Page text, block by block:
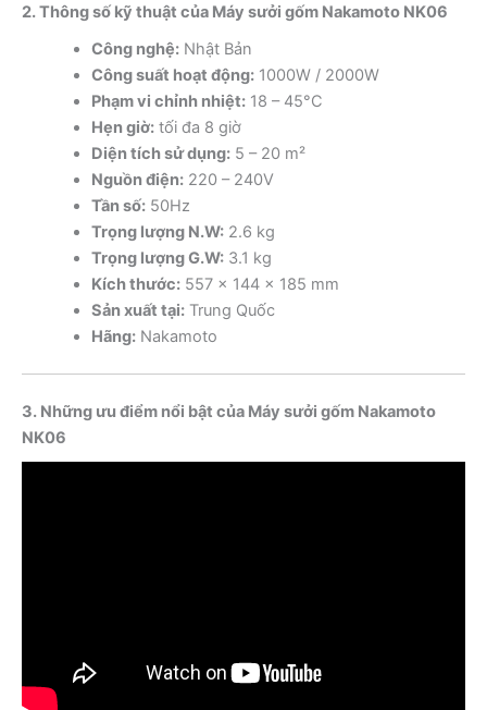
2. Thông số kỹ thuật của Máy sưởi gốm Nakamoto NK06
Công nghệ:Nhật Bản
Công suất hoạt động:1000W / 2000W
Phạm vi chỉnh nhiệt:18 – 45°C
Hẹn giờ:tối đa 8 giờ
Diện tích sử dụng:5 – 20 m²
Nguồn điện:220 – 240V
Tần số:50Hz
Trọng lượng N.W:2.6 kg
Trọng lượng G.W:3.1 kg
Kích thước:557 × 144 × 185 mm
Sản xuất tại:Trung Quốc
Hãng:Nakamoto
3. Những ưu điểm nổi bật của Máy sưởi gốm Nakamoto
NK06